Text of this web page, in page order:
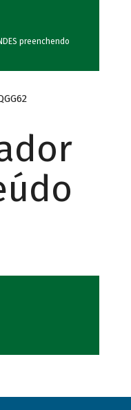
preenchendo